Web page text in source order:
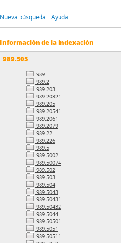
Nueva búsqueda Ayuda
Información de la indexación
989.505
989
989.2
989.203
989.20321
989.205
989.20541
989.2061
989.2079
989.22
989.226
989.5
989.5002
989.50074
989.502
989.503
989.504
989.5043
989.50431
989.50432
989.5044
989.50501
989.5051
989.50511